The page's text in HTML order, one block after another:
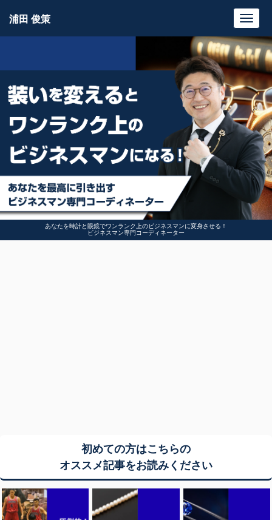
あなたを時計と眼鏡でワンランク上のビジネスマンに変身させる！
ビジネスマン専門コーディネーター
浦田 俊策
初めての方はこちらの
オススメ記事をお読みください